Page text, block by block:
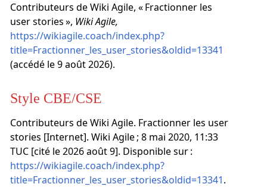
Contributeurs de Wiki Agile, « Fractionner les
user stories », Wiki Agile,
https://wikiagile.coach/index.php?
title=Fractionner_les_user_stories&oldid=13341
(accédé le 9 août 2026).
Style CBE/CSE
Contributeurs de Wiki Agile. Fractionner les user
stories [Internet]. Wiki Agile ; 8 mai 2020, 11:33
TUC [cité le 2026 août 9]. Disponible sur :
https://wikiagile.coach/index.php?
title=Fractionner_les_user_stories&oldid=13341.